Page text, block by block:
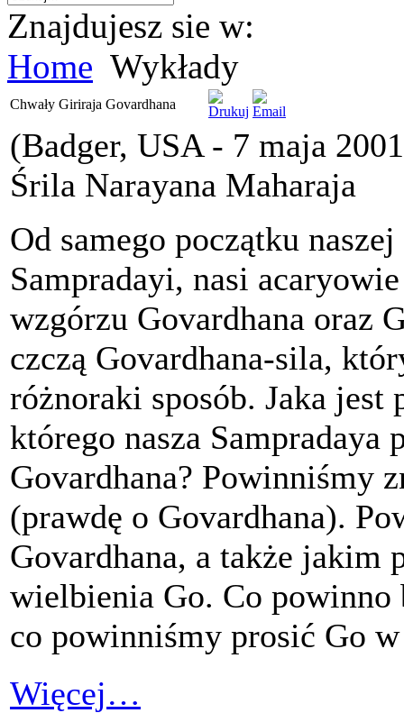
Znajdujesz sie w:
Home Wykłady
Chwały Giriraja Govardhana
(Badger, USA - 7 maja
Śrila Narayana Maharaja
Od samego początku
Sampradayi, nasi
wzgórzu Govardhana oraz
czczą Govardhana-sila,
różnoraki sposób. Jaka jest
którego nasza
Govardhana? Powinniśmy
(prawdę o Govardhana).
Govardhana, a także jakim
wielbienia Go. Co powinno
co powinniśmy prosić Go
Więcej…